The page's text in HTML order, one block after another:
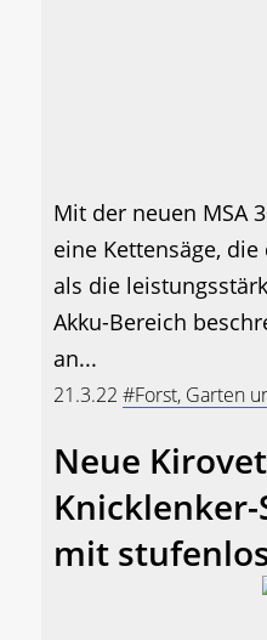
Mit der neuen MSA
eine Kettensäge,
als die
Akku-Bereich
an...
21.3.22 #Forst, Garten
Neue
Knicklenker-
mit